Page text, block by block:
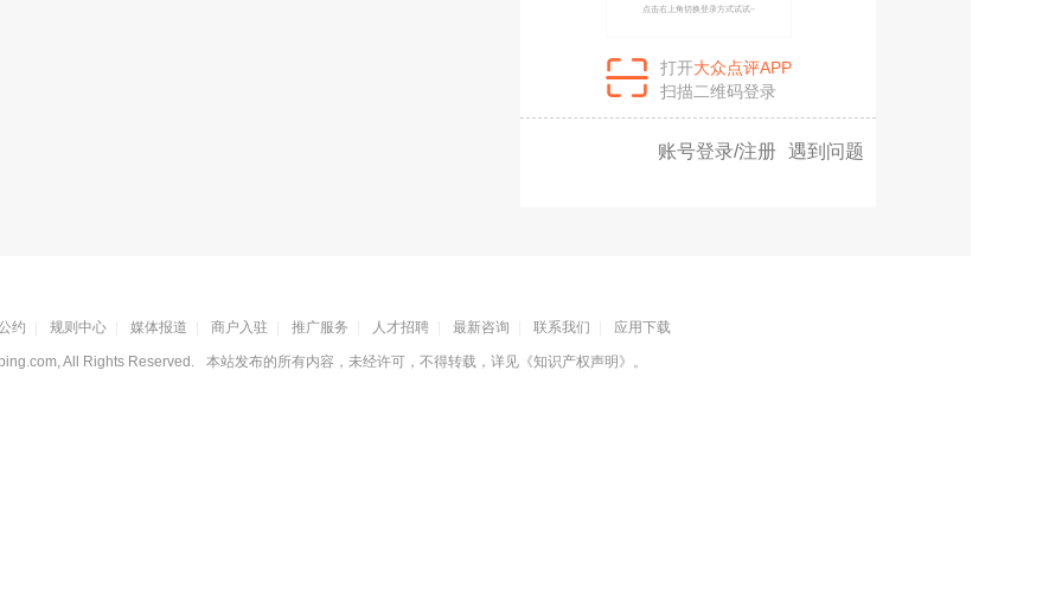
点击右上角切换登录方式试试~
打开大众点评APP
扫描二维码登录
账号登录/注册 遇到问题
约 规则中心 媒体报道 商户入驻 推广服务 人才招聘 最新咨询 联系我们 应用下载
All Rights Reserved. 本站发布的所有内容，未经许可，不得转载，详见 《知识产权声明》 。